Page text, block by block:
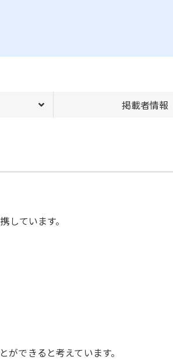
掲載者情報
ています。
できると考えています。